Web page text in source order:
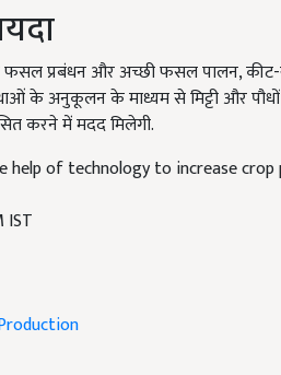
फसल प्रबंधन और अच्छी फसल पालन, कीट-
के अनुकूलन के माध्यम से मिट्टी और
करने में मदद मिलेगी.
help of technology to increase
IST